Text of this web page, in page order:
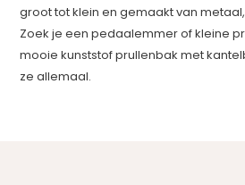
groot tot klein en gemaakt van
Zoek je een pedaalemmer of kleine
mooie kunststof prullenbak met
ze allemaal.